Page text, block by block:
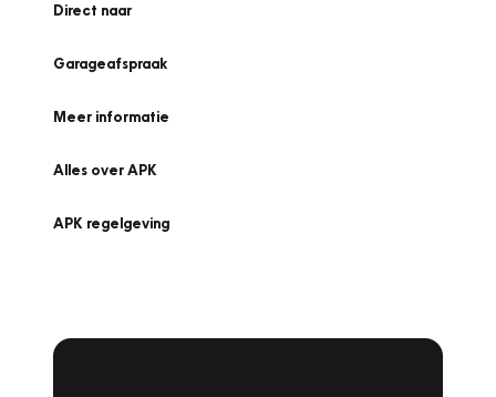
Direct naar
Garageafspraak
Meer informatie
Alles over APK
APK regelgeving